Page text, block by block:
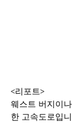
<리포트>
웨스트 버지이
한 고속도로입